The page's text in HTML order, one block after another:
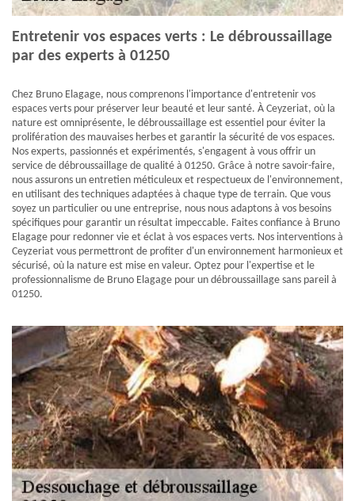
Entretenir vos espaces verts : Le débroussaillage
par des experts à 01250
Chez Bruno Elagage, nous comprenons l'importance d'entretenir vos
espaces verts pour préserver leur beauté et leur santé. À Ceyzeriat, où la
nature est omniprésente, le débroussaillage est essentiel pour éviter la
prolifération des mauvaises herbes et garantir la sécurité de vos espaces.
Nos experts, passionnés et expérimentés, s'engagent à vous offrir un
service de débroussaillage de qualité à 01250. Grâce à notre savoir-faire,
nous assurons un entretien méticuleux et respectueux de l'environnement,
en utilisant des techniques adaptées à chaque type de terrain. Que vous
soyez un particulier ou une entreprise, nous nous adaptons à vos besoins
spécifiques pour garantir un résultat impeccable. Faites confiance à Bruno
Elagage pour redonner vie et éclat à vos espaces verts. Nos interventions à
Ceyzeriat vous permettront de profiter d'un environnement harmonieux et
sécurisé, où la nature est mise en valeur. Optez pour l'expertise et le
professionnalisme de Bruno Elagage pour un débroussaillage sans pareil à
01250.